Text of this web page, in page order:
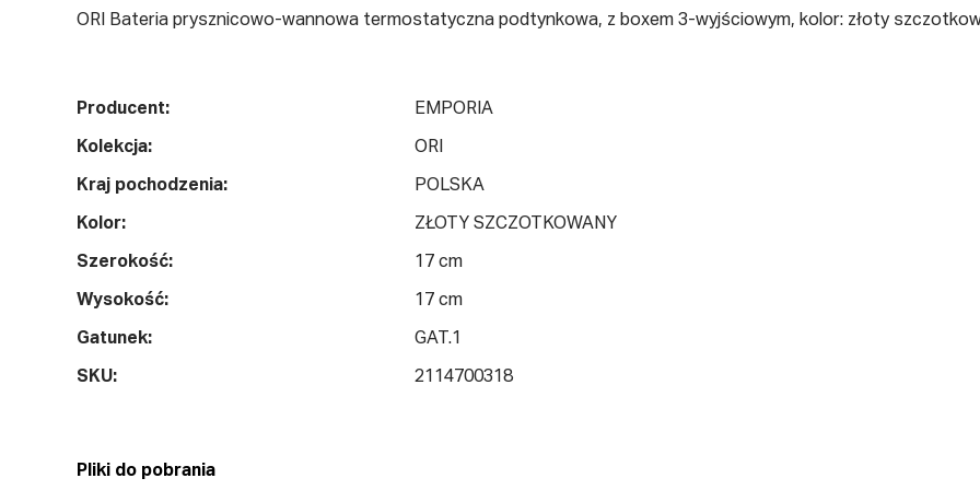
ORI Bateria prysznicowo-wannowa termostatyczna podtynkowa, z boxem 3-wyjściowym, kolor: złoty
Producent: EMPORIA
Kolekcja: ORI
Kraj pochodzenia: POLSKA
Kolor: ZŁOTY SZCZOTKOWANY
Szerokość: 17 cm
Wysokość: 17 cm
Gatunek: GAT.1
SKU: 2114700318
Pliki do pobrania